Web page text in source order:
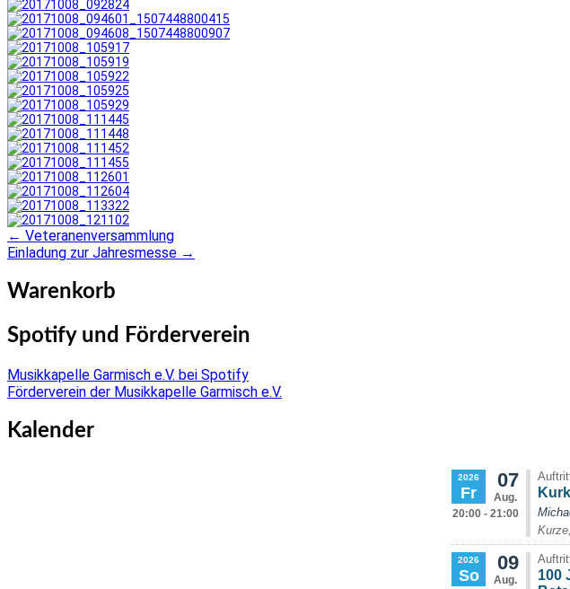
Post
navigation
← Veteranenversammlung
Einladung zur Jahresmesse →
Warenkorb
Spotify und Förderverein
Musikkapelle Garmisch e.V. bei Spotify
Förderverein der Musikkapelle Garmisch e.V.
Kalender